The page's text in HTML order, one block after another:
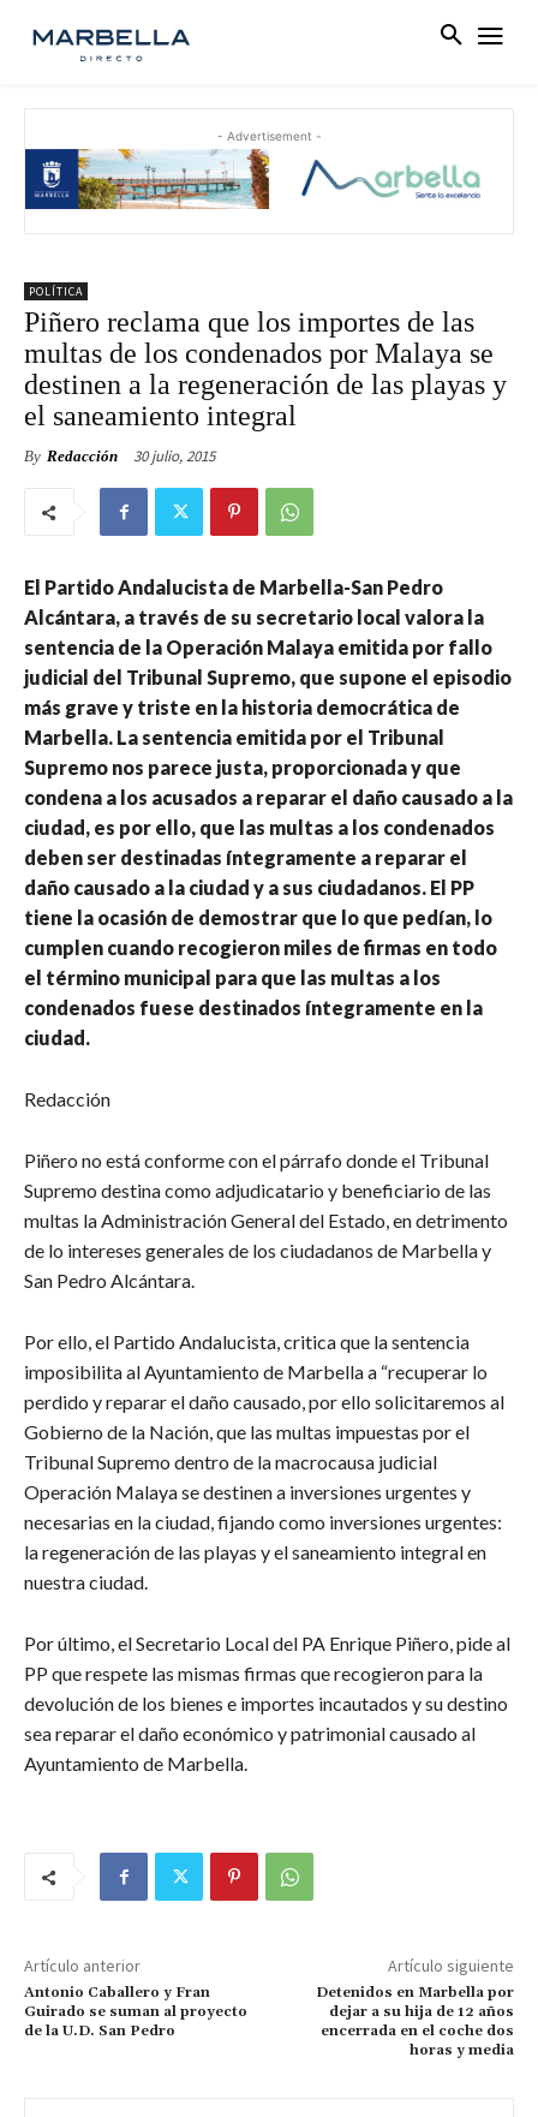
- Advertisement -
POLÍTICA
Piñero reclama que los importes de las
multas de los condenados por Malaya se
destinen a la regeneración de las playas y
el saneamiento integral
By Redacción 30 julio, 2015
El Partido Andalucista de Marbella-San Pedro
Alcántara, a través de su secretario local valora la
sentencia de la Operación Malaya emitida por fallo
judicial del Tribunal Supremo, que supone el episodio
más grave y triste en la historia democrática de
Marbella. La sentencia emitida por el Tribunal
Supremo nos parece justa, proporcionada y que
condena a los acusados a reparar el daño causado a la
ciudad, es por ello, que las multas a los condenados
deben ser destinadas íntegramente a reparar el
daño causado a la ciudad y a sus ciudadanos. El PP
tiene la ocasión de demostrar que lo que pedían, lo
cumplen cuando recogieron miles de firmas en todo
el término municipal para que las multas a los
condenados fuese destinados íntegramente en la
ciudad.
Redacción
Piñero no está conforme con el párrafo donde el Tribunal
Supremo destina como adjudicatario y beneficiario de las
multas la Administración General del Estado, en detrimento
de lo intereses generales de los ciudadanos de Marbella y
San Pedro Alcántara.
Por ello, el Partido Andalucista, critica que la sentencia
imposibilita al Ayuntamiento de Marbella a “recuperar lo
perdido y reparar el daño causado, por ello solicitaremos al
Gobierno de la Nación, que las multas impuestas por el
Tribunal Supremo dentro de la macrocausa judicial
Operación Malaya se destinen a inversiones urgentes y
necesarias en la ciudad, fijando como inversiones urgentes:
la regeneración de las playas y el saneamiento integral en
nuestra ciudad.
Por último, el Secretario Local del PA Enrique Piñero, pide al
PP que respete las mismas firmas que recogieron para la
devolución de los bienes e importes incautados y su destino
sea reparar el daño económico y patrimonial causado al
Ayuntamiento de Marbella.
Artículo anterior
Antonio Caballero y Fran
Guirado se suman al proyecto
de la U.D. San Pedro
Artículo siguiente
Detenidos en Marbella por
dejar a su hija de 12 años
encerrada en el coche dos
horas y media